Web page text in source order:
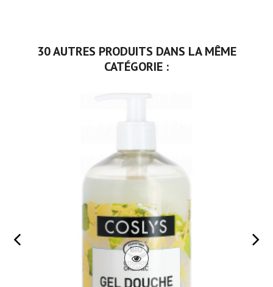
30 AUTRES PRODUITS DANS LA MÊME
CATÉGORIE :